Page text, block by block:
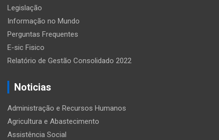
Legislação
Informação no Mundo
Perguntas Frequentes
E-sic Fisico
Relatório de Gestão Consolidado 2022
Noticias
Administração e Recursos Humanos
Agricultura e Abastecimento
Assistência Social